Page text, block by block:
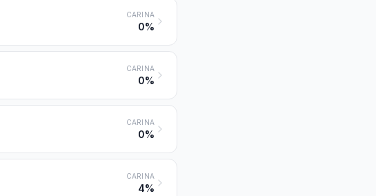
CARINA
0%
CARINA
0%
CARINA
0%
CARINA
4%